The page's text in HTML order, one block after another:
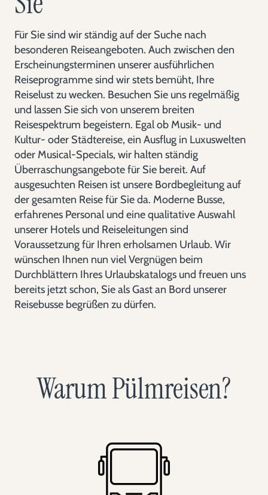
Für Sie sind wir ständig auf der Suche nach
besonderen Reiseangeboten. Auch zwischen den
Erscheinungsterminen unserer ausführlichen
Reiseprogramme sind wir stets bemüht, Ihre
Reiselust zu wecken. Besuchen Sie uns regelmäßig
und lassen Sie sich von unserem breiten
Reisespektrum begeistern. Egal ob Musik- und
Kultur- oder Städtereise, ein Ausflug in Luxuswelten
oder Musical-Specials, wir halten ständig
Überraschungsangebote für Sie bereit. Auf
ausgesuchten Reisen ist unsere Bordbegleitung auf
der gesamten Reise für Sie da. Moderne Busse,
erfahrenes Personal und eine qualitative Auswahl
unserer Hotels und Reiseleitungen sind
Voraussetzung für Ihren erholsamen Urlaub. Wir
wünschen Ihnen nun viel Vergnügen beim
Durchblättern Ihres Urlaubskatalogs und freuen uns
bereits jetzt schon, Sie als Gast an Bord unserer
Reisebusse begrüßen zu dürfen.
Warum Pülmreisen?